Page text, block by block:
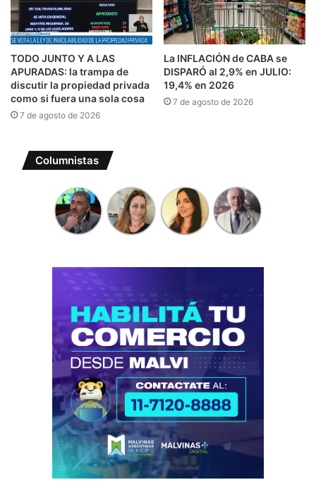
TODO JUNTO Y A LAS
APURADAS: la trampa de
discutir la propiedad privada
como si fuera una sola cosa
7 de agosto de 2026
La INFLACIÓN de CABA se
DISPARÓ al 2,9% en JULIO:
19,4% en 2026
7 de agosto de 2026
Columnistas